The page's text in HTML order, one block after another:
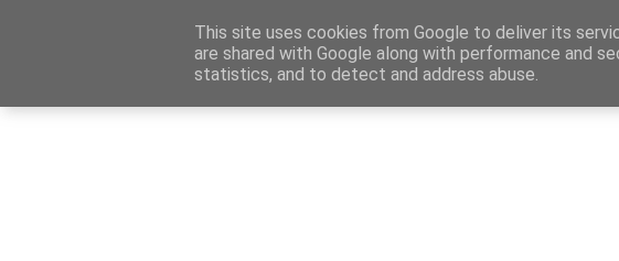
Καταχώρηση Αγγελίας Επικοινωνία Site Map
Ενημέρωση Αγγελίες
This site uses cookies from Google to deliver its
are shared with Google along with performance and
statistics, and to detect and address abuse.